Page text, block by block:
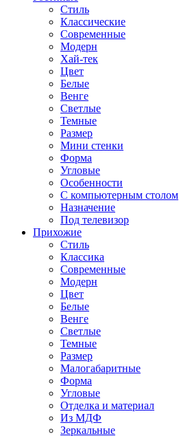
Стиль
Классические
Современные
Модерн
Хай-тек
Цвет
Белые
Венге
Светлые
Темные
Размер
Мини стенки
Форма
Угловые
Особенности
С компьютерным столом
Назначение
Под телевизор
Прихожие
Стиль
Классика
Современные
Модерн
Цвет
Белые
Венге
Светлые
Темные
Размер
Малогабаритные
Форма
Угловые
Отделка и материал
Из МДФ
Зеркальные